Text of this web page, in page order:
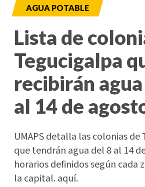
AGUA POTABLE
Lista de
Tegucigalpa
recibirán
al 14 de
UMAPS detalla las colonias de
que tendrán agua del 8 al 14
horarios definidos según cada
la capital. aquí.